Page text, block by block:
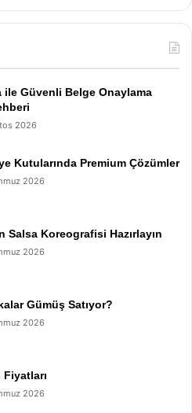
ile Güvenli Belge Onaylama
2026
Kutularında Premium Çözümler
2026
Salsa Koreografisi Hazırlayın
2026
Gümüş Satıyor?
2026
2026